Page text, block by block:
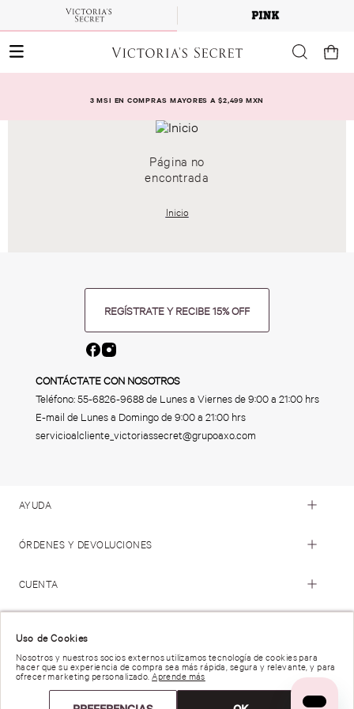
3 MSI EN COMPRAS MAYORES A $2,499 MXN
Uso de Cookies
Nosotros y nuestros socios externos utilizamos tecnología de cookies para
hacer que su experiencia de compra sea más rápida, segura y relevante, y para
ofrecer marketing personalizado. Aprende más
Página no
encontrada
Inicio
REGÍSTRATE Y RECIBE 15% OFF
CONTÁCTATE CON NOSOTROS
Teléfono:55-6826-9688de Lunes a Viernes de 9:00 a 21:00 hrs
E-mail de Lunes a Domingo de 9:00 a 21:00 hrs
servicioalcliente_victoriassecret@grupoaxo.com
AYUDA
ÓRDENES Y DEVOLUCIONES
CUENTA
Términos de Uso |Privacidad y Seguridad |
Derechos de Privacidad |Preferencias de anuncios |